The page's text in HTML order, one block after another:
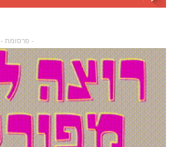
- פרסומת -